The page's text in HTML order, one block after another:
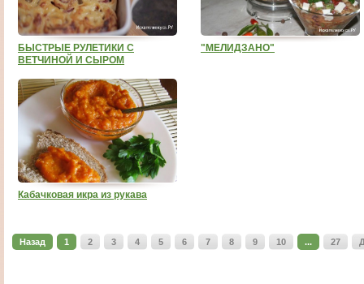
БЫСТРЫЕ РУЛЕТИКИ С
ВЕТЧИНОЙ И СЫРОМ
"МЕЛИДЗАНО"
Кабачковая икра из рукава
Назад 1 2 3 4 5 6 7 8 9 10 ... 27